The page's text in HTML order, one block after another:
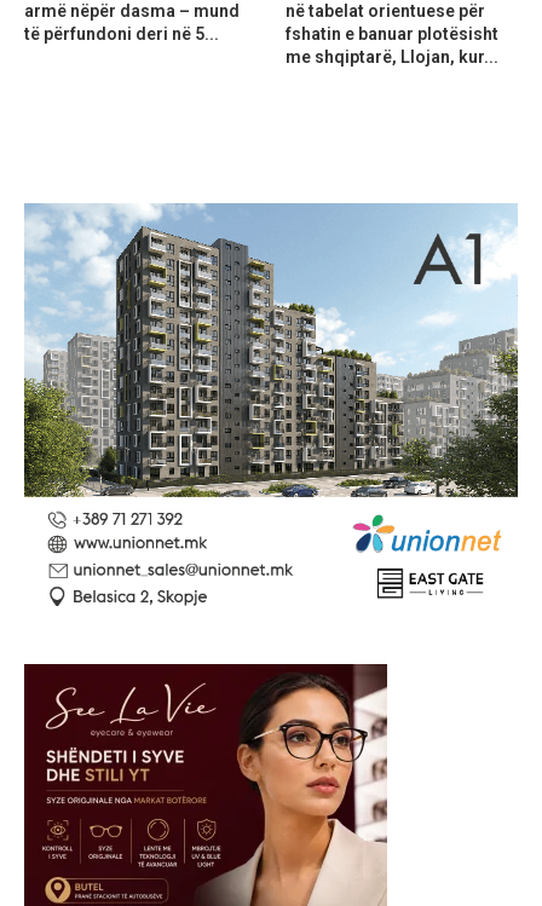
armë nëpër dasma – mund
të përfundoni deri në 5...
në tabelat orientuese për
fshatin e banuar plotësisht
me shqiptarë, Llojan, kur...